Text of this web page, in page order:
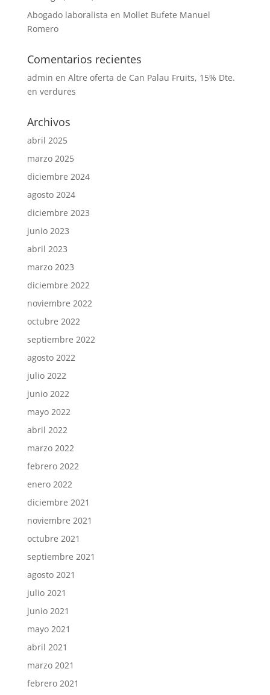
Abogado laboralista en Mollet Bufete Manuel
Romero
Comentarios recientes
admin en Altre oferta de Can Palau Fruits, 15% Dte.
en verdures
Archivos
abril 2025
marzo 2025
diciembre 2024
agosto 2024
diciembre 2023
junio 2023
abril 2023
marzo 2023
diciembre 2022
noviembre 2022
octubre 2022
septiembre 2022
agosto 2022
julio 2022
junio 2022
mayo 2022
abril 2022
marzo 2022
febrero 2022
enero 2022
diciembre 2021
noviembre 2021
octubre 2021
septiembre 2021
agosto 2021
julio 2021
junio 2021
mayo 2021
abril 2021
marzo 2021
febrero 2021